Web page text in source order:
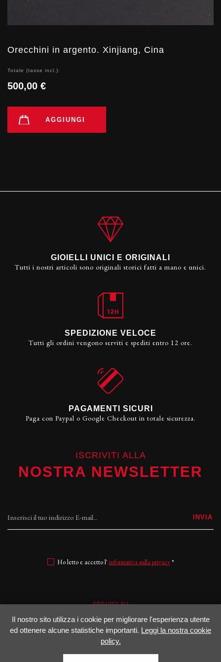
Orecchini in argento. Xinjiang, Cina
Totale (tasse incl.):
500,00 €
AGGIUNGI
GIOIELLI UNICI E ORIGINALI
Tutti i nostri articoli sono originali storici fatti a mano e unici.
SPEDIZIONE VELOCE
Tutti gli ordini vengono serviti e spediti entro 12 ore.
PAGAMENTI SICURI
Paga con Paypal o Google Checkout in totale sicurezza.
ISCRIVITI ALLA
NOSTRA NEWSLETTER
INVIA
Ho letto e accetto l' informativa sulla privacy*
SEGUICI SU
Facebook Instagram
Il nostro sito utilizza i cookie per migliorare l'esperienza utente
ed ottenere alcune statistiche importanti. Leggi la nostra cookie
policy.